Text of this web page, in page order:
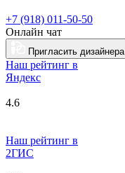
+7 (918) 011-50-50
Онлайн чат
Пригласить дизайнера
Наш рейтинг в
Яндекс
4.6
Наш рейтинг в
2ГИС